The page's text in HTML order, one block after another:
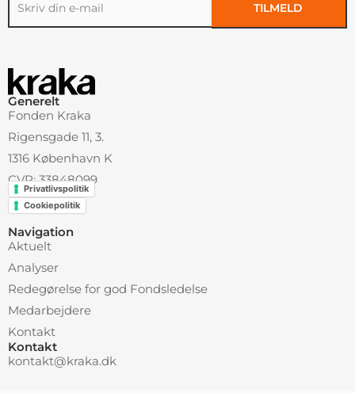
TILMELD
Generelt
Fonden Kraka
Rigensgade 11, 3.
1316 København K
CVR: 33848099
Privatlivspolitik
Cookiepolitik
Navigation
Aktuelt
Analyser
Redegørelse for god Fondsledelse
Medarbejdere
Kontakt
Kontakt
kontakt@kraka.dk